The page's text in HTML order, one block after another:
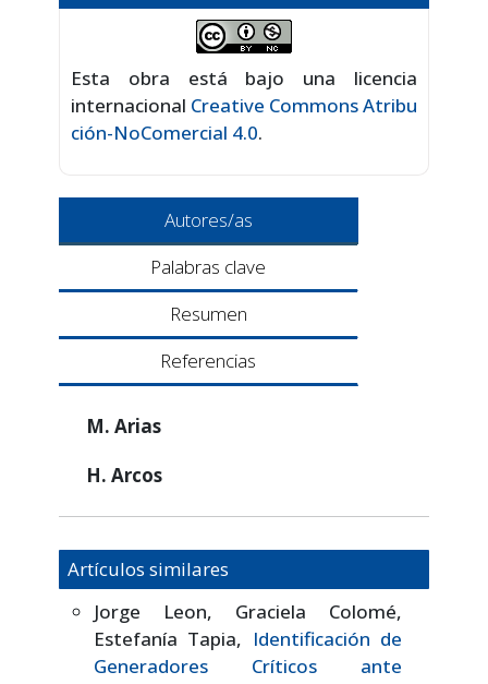
Esta obra está bajo una licencia
internacional Creative Commons Atribu
ción-NoComercial 4.0.
Autores/as
Palabras clave
Resumen
Referencias
M. Arias
H. Arcos
Artículos similares
Jorge Leon, Graciela Colomé,
Estefanía Tapia, Identificación de
Generadores Críticos ante